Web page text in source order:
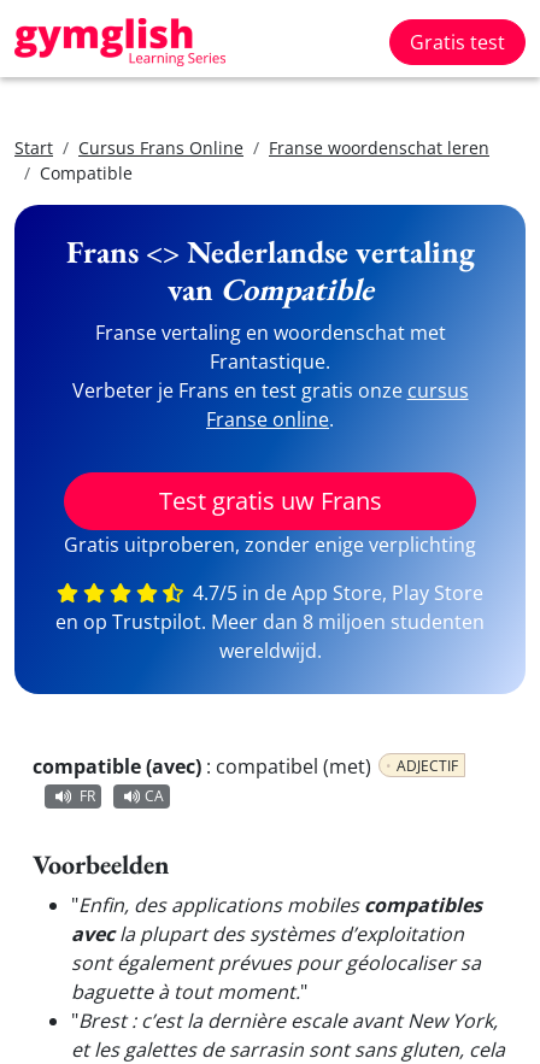
Gratis test
Start Cursus Frans Online
Franse woordenschat leren
Compatible
Frans <> Nederlandse vertaling
van Compatible
Franse vertaling en woordenschat met
Frantastique.
Verbeter je Frans en test gratis onze cursus
Franse online.
Test gratis uw Frans
Gratis uitproberen, zonder enige verplichting
4.7/5 in de App Store, Play Store
en op Trustpilot. Meer dan 8 miljoen studenten
wereldwijd.
compatible (avec) : compatibel (met)
ADJECTIF
FR
CA
Voorbeelden
"Enfin, des applications mobilescompatibles
avecla plupart des systèmes d’exploitation
sont également prévues pour géolocaliser sa
baguette à tout moment."
"Brest : c’est la dernière escale avant New York,
et les galettes de sarrasin sont sans gluten, cela